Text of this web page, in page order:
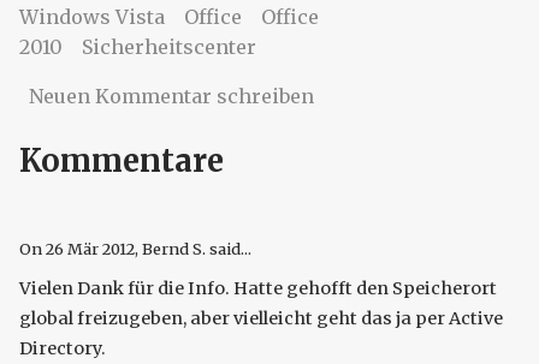
Windows Vista
Office
Office
2010
Sicherheitscenter
Neuen Kommentar schreiben
Kommentare
On26 Mär 2012, Bernd S. said...
Vielen Dank für die Info. Hatte gehofft den Speicherort
global freizugeben, aber vielleicht geht das ja per Active
Directory.